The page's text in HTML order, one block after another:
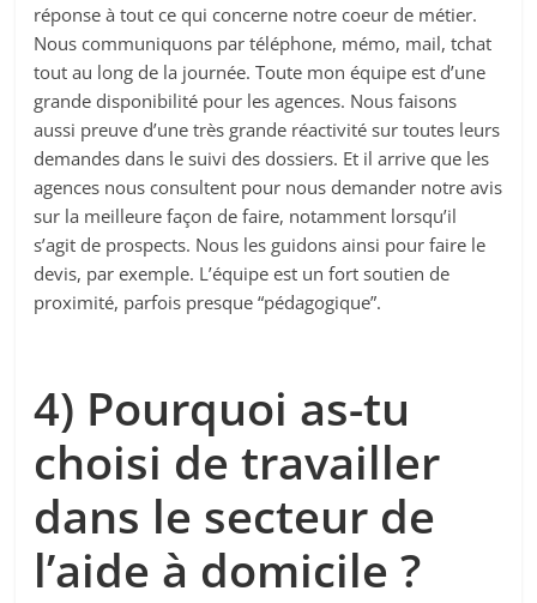
réponse à tout ce qui concerne notre coeur de métier.
Nous communiquons par téléphone, mémo, mail, tchat
tout au long de la journée. Toute mon équipe est d’une
grande disponibilité pour les agences. Nous faisons
aussi preuve d’une très grande réactivité sur toutes leurs
demandes dans le suivi des dossiers. Et il arrive que les
agences nous consultent pour nous demander notre avis
sur la meilleure façon de faire, notamment lorsqu’il
s’agit de prospects. Nous les guidons ainsi pour faire le
devis, par exemple. L’équipe est un fort soutien de
proximité, parfois presque “pédagogique”.
4) Pourquoi as-tu
choisi de travailler
dans le secteur de
l’aide à domicile ?